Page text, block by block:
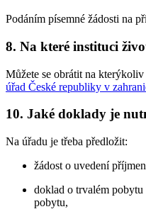
Podáním písemné žádosti na
8. Na které instituci
Můžete se obrátit na
úřad České republiky v
10. Jaké doklady je
Na úřadu je třeba předložit:
žádost o uvedení
doklad o trvalém
pobytu,